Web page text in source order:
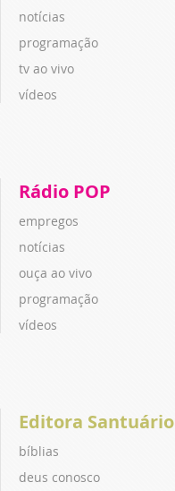
notícias
programação
tv ao vivo
vídeos
Rádio POP
empregos
notícias
ouça ao vivo
programação
vídeos
Editora Santuário
bíblias
deus conosco